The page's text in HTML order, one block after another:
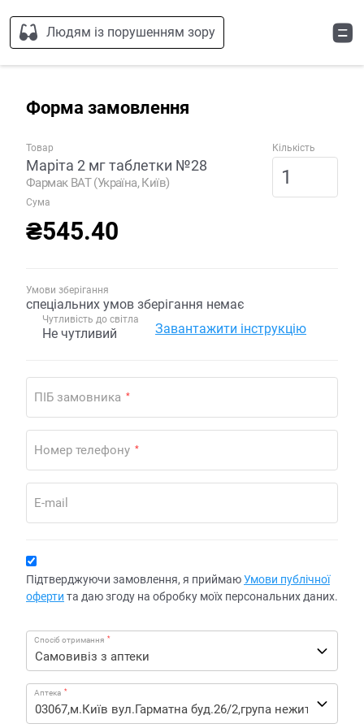
Людям із порушенням зору
Форма замовлення
Товар
Маріта 2 мг таблетки №28
Фармак ВАТ (Україна, Київ)
Кількість
Сума
₴545.40
Умови зберігання
спеціальних умов зберігання немає
Чутливість до світла
Не чутливий Завантажити інструкцію
ПІБ замовника *
Номер телефону *
E-mail
Підтверджуючи замовлення, я приймаюУмови публічної
оферти та даю згоду на обробку моїх персональних даних.
Спосіб отримання *
Аптека *